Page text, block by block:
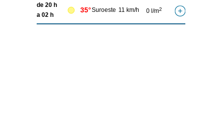
de 20 h
a 02 h
35°Suroeste 11 km/h 0 l/m2